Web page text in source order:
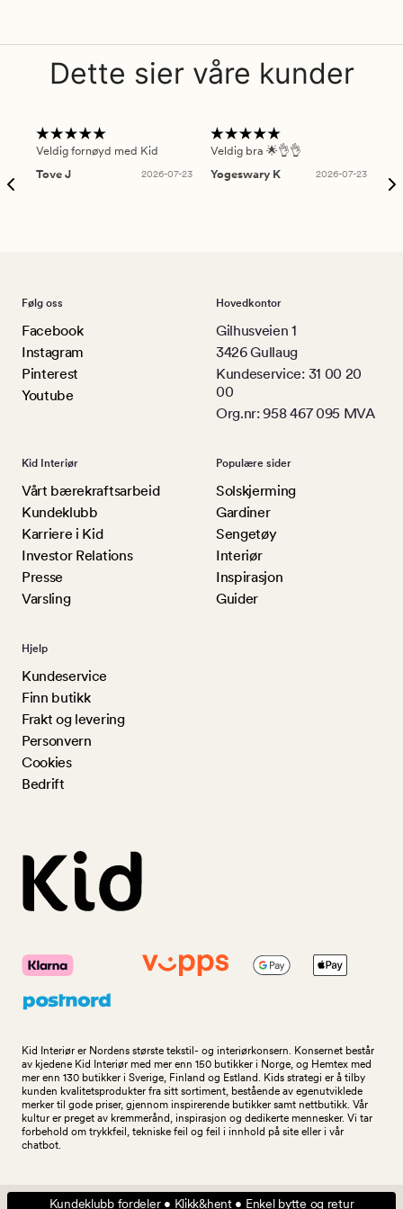
Dette sier våre kunder
Veldig fornøyd med Kid
Tove J
2026-07-23
Veldig bra 🌟👌👌
Yogeswary K
2026-07-23
Følg oss
Facebook
Instagram
Pinterest
Youtube
Hovedkontor
Gilhusveien 1
3426 Gullaug
Kundeservice: 31 00 20
00
Org.nr: 958 467 095 MVA
Kid Interiør
Vårt bærekraftsarbeid
Kundeklubb
Karriere i Kid
Investor Relations
Presse
Varsling
Populære sider
Solskjerming
Gardiner
Sengetøy
Interiør
Inspirasjon
Guider
Hjelp
Kundeservice
Finn butikk
Frakt og levering
Personvern
Cookies
Bedrift
Kid Interiør er Nordens største tekstil- og interiørkonsern. Konsernet består
av kjedene Kid Interiør med mer enn 150 butikker i Norge, og Hemtex med
mer enn 130 butikker i Sverige, Finland og Estland. Kids strategi er å tilby
kunden kvalitetsprodukter fra sitt sortiment, bestående av egenutviklede
merker til gode priser, gjennom inspirerende butikker samt nettbutikk. Vår
kultur er preget av kremmerånd, inspirasjon og dedikerte mennesker. Vi tar
forbehold om trykkfeil, tekniske feil og feil i innhold på site eller i vår
chatbot.
Kundeklubb fordeler • Klikk&hent • Enkel bytte og retur